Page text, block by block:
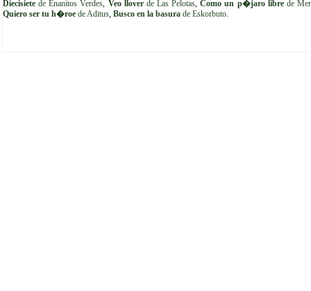
Diecisiete de Enanitos Verdes, Veo lloverde Las Pelotas,Como un p�jaro librede
Quiero ser tu h�roe de Aditus, Busco en la basura de Eskorbuto.